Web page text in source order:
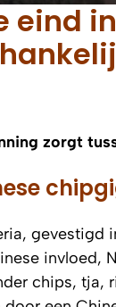
eind
zorgt
gevestigd
invloed,
chips, tja,